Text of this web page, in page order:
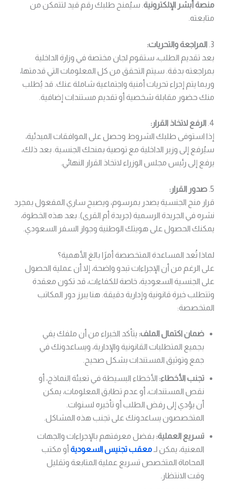
منصة أبشر الإلكترونية. سيُمنح طلبك رقم قيد لتتمكن من
متابعته.
3. المراجعة والتحريات:
بعد تقديم الطلب، ستقوم لجان مختصة في وزارة الداخلية
بمراجعته بدقة. سيتم التحقق من كل المعلومات التي قدمتها،
وربما يتم إجراء تحريات أمنية واجتماعية شاملة عنك. قد يُطلب
منك حضور مقابلة شخصية أو تقديم مستندات إضافية.
4. الرفع لاتخاذ القرار:
إذا استوفى طلبك الشروط وحصل على الموافقات المبدئية،
سيُرفع إلى وزير الداخلية مع توصية بمنحك الجنسية. بعد ذلك،
يرفع إلى رئيس مجلس الوزراء لاتخاذ القرار النهائي.
5. صدور القرار:
قرار منح الجنسية يصدر بمرسوم، ويصبح ساري المفعول بمجرد
نشره في الجريدة الرسمية (جريدة أم القرى). بعد هذه الخطوة،
يمكنك الحصول على هويتك الوطنية وجواز السفر السعودي.
لماذا تُعد المساعدة المتخصصة أمرًا بالغ الأهمية؟
على الرغم من أن الإجراءات تبدو واضحة، إلا أن عملية الحصول
على الجنسية السعودية، خاصة للكفاءات، قد تكون معقدة
وتتطلب خبرة قانونية وإدارية دقيقة. هنا يبرز دور المكاتب
المتخصصة:
ضمان اكتمال الملف: يتأكد الخبراء من أن ملفك يفي
بجميع المتطلبات القانونية والإدارية، ويساعدونك في
جمع وتوثيق المستندات بشكل صحيح.
تجنب الأخطاء: الأخطاء البسيطة في تعبئة النماذج، أو
نقص المستندات، أو عدم تطابق المعلومات، يمكن
أن يؤدي إلى رفض الطلب أو تأخيره لسنوات.
المتخصصون يساعدونك على تجنب هذه المشاكل.
تسريع العملية: بفضل معرفتهم بالإجراءات والجهات
المعنية، يمكن لـ معقب تجنيس السعوديةأو مكتب
المحاماة المتخصص تسريع عملية المتابعة وتقليل
وقت الانتظار.